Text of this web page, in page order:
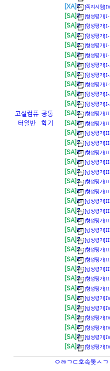
고실컴퓨
터일반
공통
학기
[XA] [쪽지시험
[SA] [형성평가
[SA] [형성평가
[SA] [형성평가
[SA] [형성평가
[SA] [형성평가
[SA] [형성평가
[SA] [형성평가
[SA] [형성평가
[SA] [형성평가
[SA] [형성평가
[SA] [형성평가
[SA] [형성평가
[SA] [형성평가
[SA] [형성평가
[SA] [형성평가
[SA] [형성평가
[SA] [형성평가
[SA] [형성평가
[SA] [형성평가
[SA] [형성평가
[SA] [형성평가
[SA] [형성평가
[SA] [형성평가
[SA] [형성평가
[SA] [형성평가
[SA] [형성평가
[SA] [형성평가
[SA] [형성평가
[SA] [형성평가
[SA] [형성평가
[SA] [형성평가
[SA] [형성평가
[SA] [형성평가
[SA] [형성평가
[SA] [형성평가
ㅇㅀㄱㄷ호속돚ㅅㄱ